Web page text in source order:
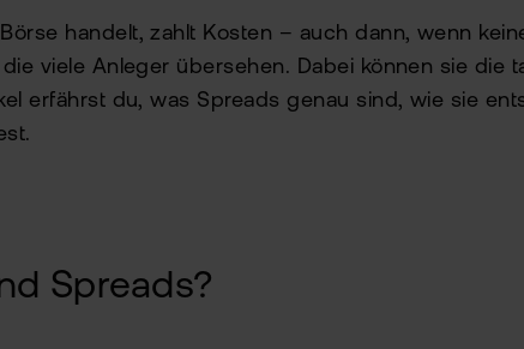
handelt, zahlt Kosten – auch dann, wenn
viele Anleger übersehen. Dabei können sie die
erfährst du, was Spreads genau sind, wie sie
Spreads?